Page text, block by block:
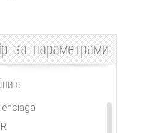
за параметрами